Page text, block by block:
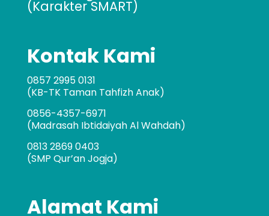
(Karakter SMART)
Kontak Kami
0857 2995 0131
(KB-TK Taman Tahfizh Anak)
0856-4357-6971
(Madrasah Ibtidaiyah Al Wahdah)
0813 2869 0403
(SMP Qur’an Jogja)
Alamat Kami